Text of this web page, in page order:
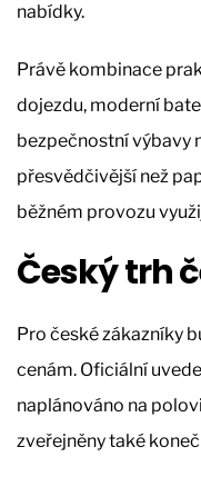
nabídky.
Právě kombinace
dojezdu, moderní
bezpečnostní výbavy
přesvědčivější než
běžném provozu
Český trh
Pro české zákazníky
cenám. Oficiální
naplánováno na
zveřejněny také